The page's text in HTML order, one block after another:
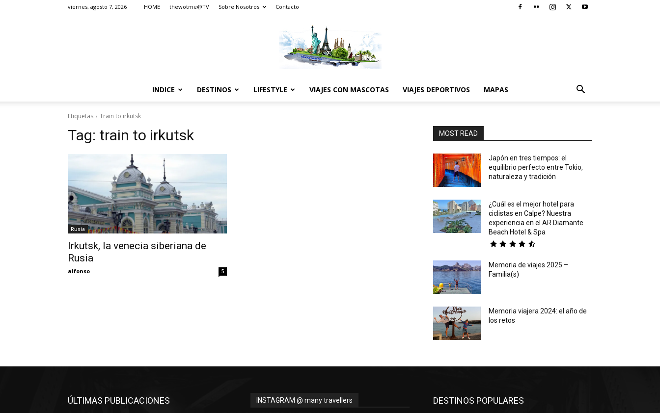
viernes, agosto 7, 2026 HOME thewotme@TV Sobre Nosotros Contacto
INDICE DESTINOS LIFESTYLE VIAJES CON MASCOTAS VIAJES DEPORTIVOS MAPAS
Etiquetas Train to irkutsk
Tag: train to irkutsk
Rusia
Irkutsk, la venecia siberiana de
Rusia
alfonso 5
MOST READ
Japón en tres tiempos: el
equilibrio perfecto entre Tokio,
naturaleza y tradición
¿Cuál es el mejor hotel para
ciclistas en Calpe? Nuestra
experiencia en el AR Diamante
Beach Hotel & Spa
Memoria de viajes 2025 –
Familia(s)
Memoria viajera 2024: el año de
los retos
ÚLTIMAS PUBLICACIONES INSTAGRAM @ many travellers DESTINOS POPULARES